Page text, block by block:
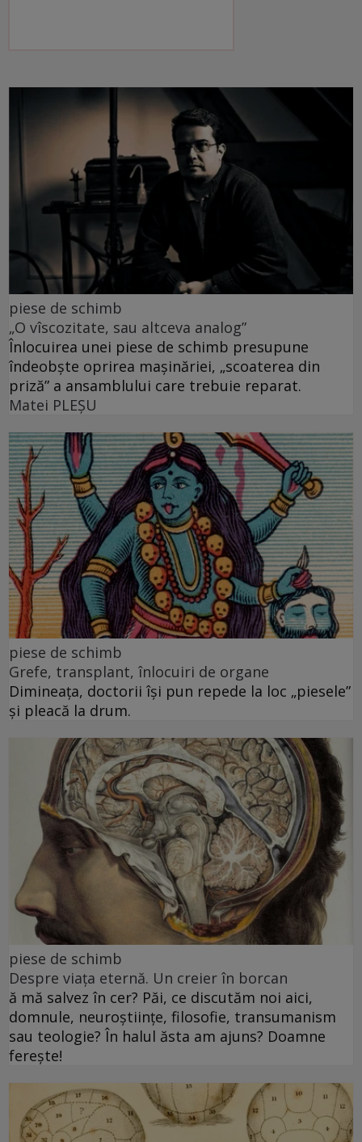
piese de schimb
„O vîscozitate, sau altceva analog”
Înlocuirea unei piese de schimb presupune
îndeobște oprirea mașinăriei, „scoaterea din
priză” a ansamblului care trebuie reparat.
Matei PLEŞU
piese de schimb
Grefe, transplant, înlocuiri de organe
Dimineața, doctorii își pun repede la loc „piesele”
și pleacă la drum.
piese de schimb
Despre viața eternă. Un creier în borcan
ă mă salvez în cer? Păi, ce discutăm noi aici,
domnule, neuroștiințe, filosofie, transumanism
sau teologie? În halul ăsta am ajuns? Doamne
ferește!